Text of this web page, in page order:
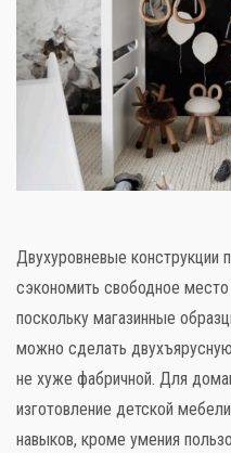
Двухуровневые конструкции
сэкономить свободное
поскольку магазинные
можно сделать
не хуже фабричной. Для
изготовление детской
навыков, кроме умения